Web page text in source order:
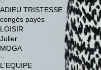
ADIEU TRISTESSE
congés payés
LOISIR
Julier
MOGA
L'EQUIPE